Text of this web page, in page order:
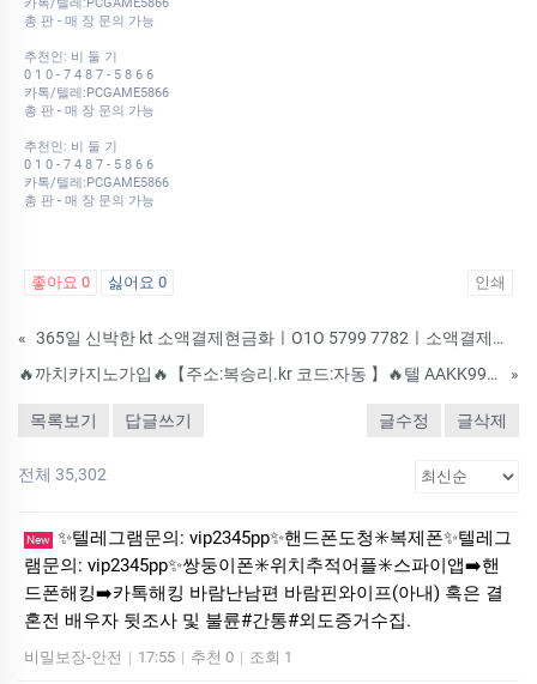
카톡/텔레:PCGAME5866
총 판 - 매 장 문의 가능
추천인: 비 둘 기
0 1 0 - 7 4 8 7 - 5 8 6 6
카톡/텔레:PCGAME5866
총 판 - 매 장 문의 가능
추천인: 비 둘 기
0 1 0 - 7 4 8 7 - 5 8 6 6
카톡/텔레:PCGAME5866
총 판 - 매 장 문의 가능
좋아요 0 싫어요 0 인쇄
«
365일 신박한 kt 소액결제현금화ㅣO1O 5799 7782ㅣ소액결제현금화방법ㅣ휴대폰소액결제현금화방법ㅣ소액결제 악성정책
🔥까치카지노가입🔥【주소:복승리.kr 코드:자동 】🔥텔 AAKK9992🔥 까치카지노 [복승리.kr] 코드:자동 까치카지노 스트레스받는 롤링제한은 이제 그만!!! 까치의 무제재 시스템으로 편하게 즐길수
»
목록보기 답글쓰기 글수정 글삭제
전체 35,302
New ✨텔레그램문의: vip2345pp✨핸드폰도청✳️복제폰✨텔레그
램문의: vip2345pp✨쌍둥이폰✳️위치추적어플✳️스파이앱➡️핸
드폰해킹➡️카톡해킹 바람난남편 바람핀와이프(아내) 혹은 결
혼전 배우자 뒷조사 및 불륜#간통#외도증거수집.
비밀보장-안전 | 17:55 | 추천 0 | 조회 1